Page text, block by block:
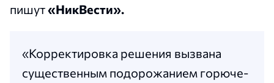
пишут«НикВести».
«Корректировка решения вызвана
существенным подорожанием горюче-